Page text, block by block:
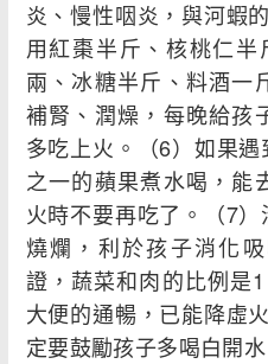
炎、慢性咽炎，與河蝦
用紅棗半斤、核桃仁
兩、冰糖半斤、料酒一
補腎、潤燥，每晚給孩
多吃上火。（6）如果
之一的蘋果煮水喝，能
火時不要再吃了。（7
燒爛，利於孩子消化
證，蔬菜和肉的比例是
大便的通暢，已能降虛
定要鼓勵孩子多喝白開